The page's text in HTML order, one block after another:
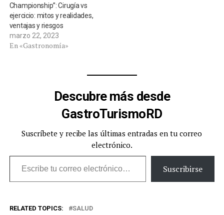
Championship”: Cirugía vs
ejercicio: mitos y realidades,
ventajas y riesgos
marzo 22, 2023
En «Gastronomía»
Descubre más desde
GastroTurismoRD
Suscríbete y recibe las últimas entradas en tu correo
electrónico.
Escribe tu correo electrónico…
Suscribirse
RELATED TOPICS: SALUD